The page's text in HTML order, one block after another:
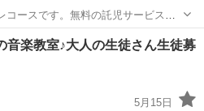
ースです。無料の託児サービス付
ミックなど子育て世代に人気のスク
ライターで、ギターやボイストレー
専門的...
ボイトレ
音楽教室♪大人の生徒さん生徒募
5月15日